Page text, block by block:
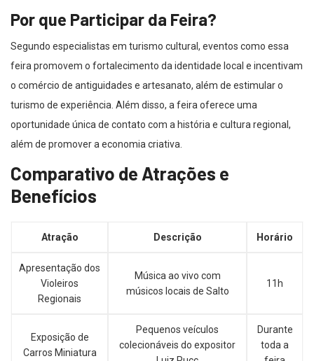
Por que Participar da Feira?
Segundo especialistas em turismo cultural, eventos como essa
feira promovem o fortalecimento da identidade local e incentivam
o comércio de antiguidades e artesanato, além de estimular o
turismo de experiência. Além disso, a feira oferece uma
oportunidade única de contato com a história e cultura regional,
além de promover a economia criativa.
Comparativo de Atrações e
Benefícios
Atração Descrição Horário
Apresentação dos
Violeiros
Regionais
Música ao vivo com
músicos locais de Salto
11h
Exposição de
Carros Miniatura
Pequenos veículos
colecionáveis do expositor
Durante
toda a